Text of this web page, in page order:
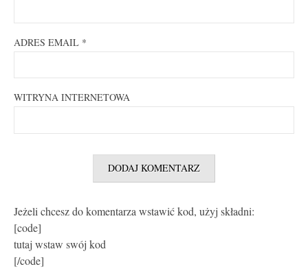
ADRES EMAIL *
WITRYNA INTERNETOWA
Jeżeli chcesz do komentarza wstawić kod, użyj składni:
[code]
tutaj wstaw swój kod
[/code]